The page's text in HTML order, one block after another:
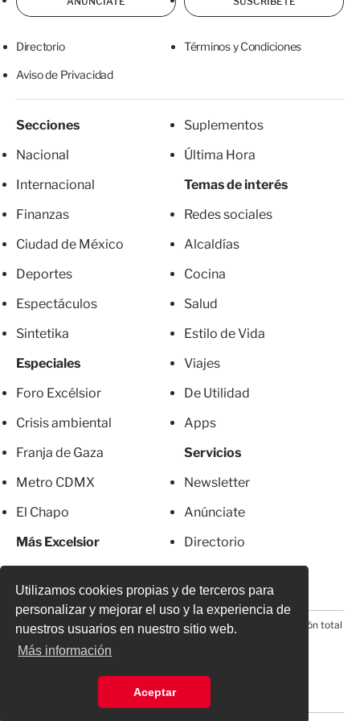
Utilizamos cookies propias y de terceros para
personalizar y mejorar el uso y la experiencia de
nuestros usuarios en nuestro sitio web.
Más información
Aceptar
Directorio Términos y Condiciones
Aviso de Privacidad
Secciones
Nacional
Internacional
Finanzas
Ciudad de México
Deportes
Espectáculos
Sintetika
Especiales
Foro Excélsior
Crisis ambiental
Franja de Gaza
Metro CDMX
El Chapo
Más Excelsior
Suplementos
Última Hora
Temas de interés
Redes sociales
Alcaldías
Cocina
Salud
Estilo de Vida
Viajes
De Utilidad
Apps
Servicios
Newsletter
Anúnciate
Directorio
© 2026 Todos los derechos reservados. Prohibida la reproducción total
o parcial, incluyendo cualquier medio electrónico*